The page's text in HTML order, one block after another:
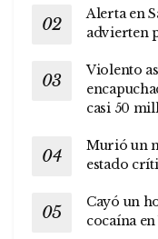
Alerta en
advierten
Violento
casi 50
Murió un
estado
Cayó un
cocaína